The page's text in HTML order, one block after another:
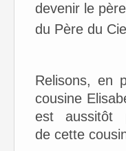
devenir le
du Père du
Relisons, en
cousine
est aussitôt
de cette